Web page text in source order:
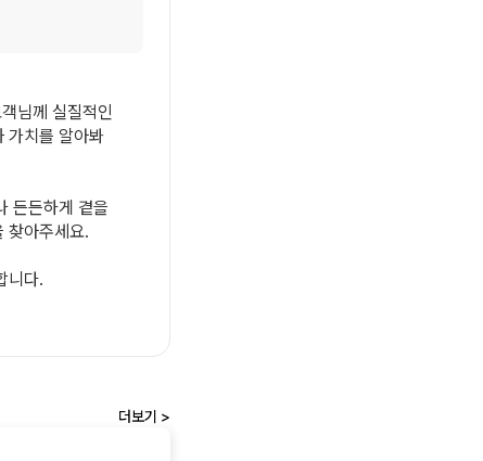
님께 실질적인
가치를 알아봐
든든하게 곁을
찾아주세요.
니다.
더보기 >